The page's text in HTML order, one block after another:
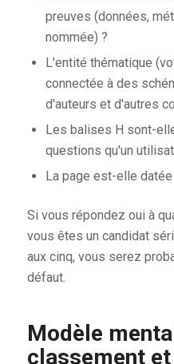
preuves (données,
nommée) ?
L'entité thématique
connectée à des
d'auteurs et d'autres
Les balises H sont-
questions qu'un
La page est-elle
Si vous répondez oui à
vous êtes un candidat
aux cinq, vous serez
défaut.
Modèle
classement